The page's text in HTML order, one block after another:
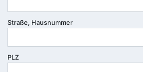
Straße, Hausnummer
PLZ